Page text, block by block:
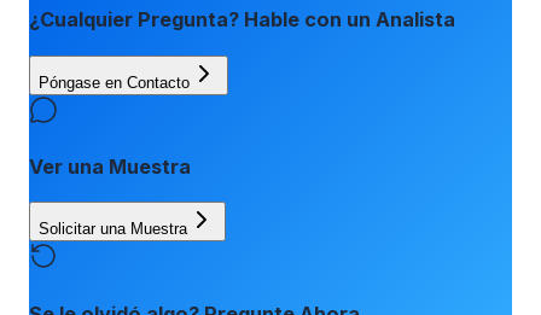
¿Cualquier Pregunta? Hable con un Analista
Póngase en Contacto
Ver una Muestra
Solicitar una Muestra